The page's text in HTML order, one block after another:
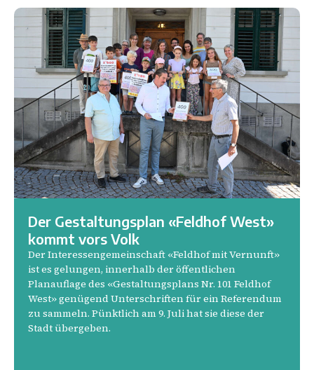
Der Gestaltungsplan «Feldhof West»
kommt vors Volk
Der Interessengemeinschaft «Feldhof mit Vernunft»
ist es gelungen, innerhalb der öffentlichen
Planauflage des «Gestaltungsplans Nr. 101 Feldhof
West» genügend Unterschriften für ein Referendum
zu sammeln. Pünktlich am 9. Juli hat sie diese der
Stadt übergeben.